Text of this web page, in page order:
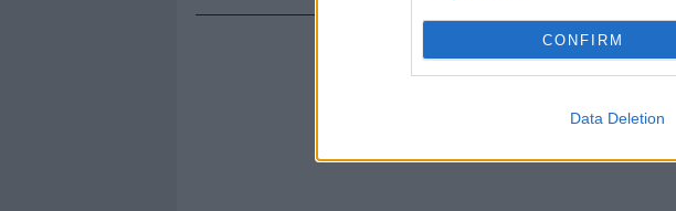
CONFIRM
Data Deletion